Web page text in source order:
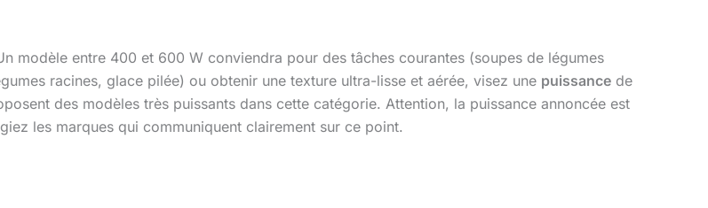
modèle entre 400 et 600 W conviendra pour des tâches courantes (soupes de légumes
racines, glace pilée) ou obtenir une texture ultra-lisse et aérée, visez une puissance de
des modèles très puissants dans cette catégorie. Attention, la puissance annoncée est
les marques qui communiquent clairement sur ce point.